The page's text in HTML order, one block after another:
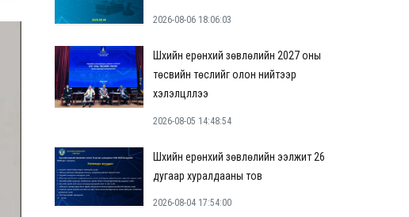
2026-08-06 18:06:03
Шүүхийн ерөнхий зөвлөлийн 2027 оны
төсвийн төслийг олон нийтээр
хэлэлцүүллээ
2026-08-05 14:48:54
Шүүхийн ерөнхий зөвлөлийн ээлжит 26
дугаар хуралдааны тов
2026-08-04 17:54:00